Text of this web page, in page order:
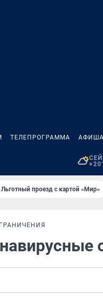
ТЕЛЕПРОГРАММА АФИША
Льготный проезд с картой «Мир»